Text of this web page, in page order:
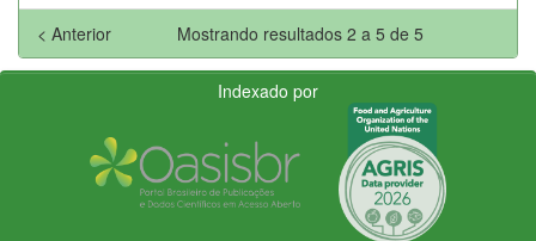
Mostrando resultados 2 a 5 de 5
< Anterior
Indexado por